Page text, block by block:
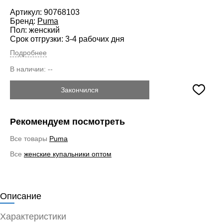
Артикул: 90768103
Бренд: Puma
Пол: женский
Срок отгрузки: 3-4 рабочих дня
Подробнее
В наличии: --
Закончился
Рекомендуем посмотреть
Все товары Puma
Все женские купальники оптом
Описание
Характеристики